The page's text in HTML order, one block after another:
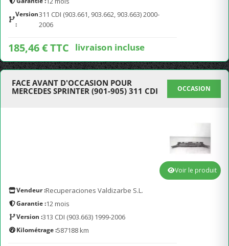
Version
:
311 CDI (903.661, 903.662, 903.663) 2000-
2006
185,46 € TTC livraison incluse
FACE AVANT D'OCCASION POUR
MERCEDES SPRINTER (901-905) 311 CDI
OCCASION
Vendeur :Recuperaciones Valdizarbe S.L.
Garantie :12 mois
Version :313 CDI (903.663) 1999-2006
Kilométrage :587188 km
Voir le produit